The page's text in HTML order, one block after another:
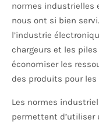
normes industrielles
nous ont si bien
l’industrie
chargeurs et les
économiser les
des produits pour
Les normes
permettent d’utiliser